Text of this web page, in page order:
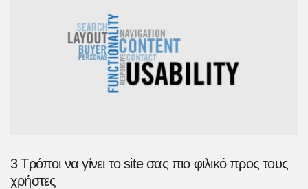
3 Τρόποι να γίνει το site σας πιο φιλικό προς τους
χρήστες